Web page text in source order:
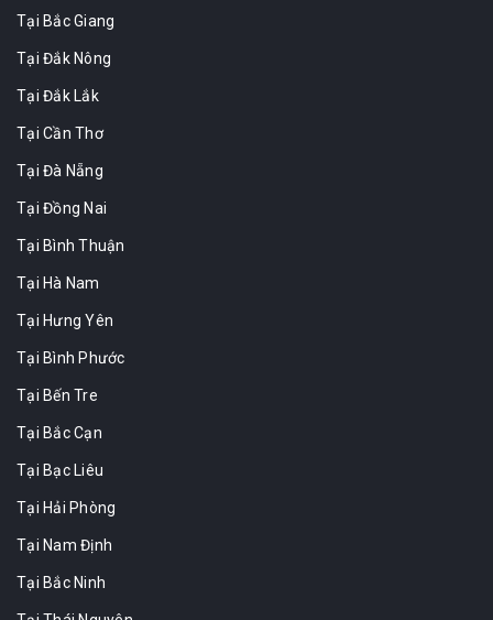
Tại Bắc Giang
Tại Đắk Nông
Tại Đắk Lắk
Tại Cần Thơ
Tại Đà Nẵng
Tại Đồng Nai
Tại Bình Thuận
Tại Hà Nam
Tại Hưng Yên
Tại Bình Phước
Tại Bến Tre
Tại Bắc Cạn
Tại Bạc Liêu
Tại Hải Phòng
Tại Nam Định
Tại Bắc Ninh